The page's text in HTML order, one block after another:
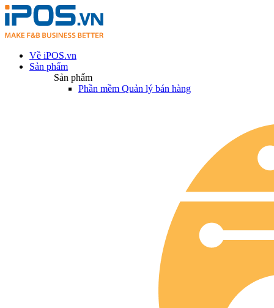
Về iPOS.vn
Sản phẩm
Sản phẩm
Phần mềm Quản lý bán hàng